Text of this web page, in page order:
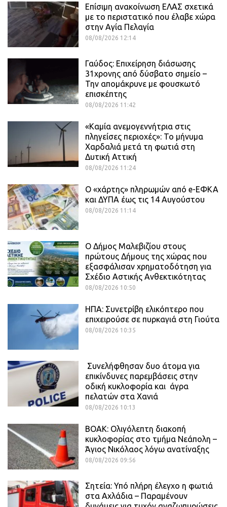
Επίσιμη ανακοίνωση ΕΛΑΣ σχετικά
με το περιστατικό που έλαβε χώρα
στην Αγία Πελαγία
08/08/2026 12:14
Γαύδος: Επιχείρηση διάσωσης
31χρονης από δύσβατο σημείο –
Την απομάκρυνε με φουσκωτό
επισκέπτης
08/08/2026 11:42
«Καμία ανεμογεννήτρια στις
πληγείσες περιοχές»: Το μήνυμα
Χαρδαλιά μετά τη φωτιά στη
Δυτική Αττική
08/08/2026 11:24
Ο «χάρτης» πληρωμών από e-ΕΦΚΑ
και ΔΥΠΑ έως τις 14 Αυγούστου
08/08/2026 11:14
Ο Δήμος Μαλεβιζίου στους
πρώτους Δήμους της χώρας που
εξασφάλισαν χρηματοδότηση για
Σχέδιο Αστικής Ανθεκτικότητας
08/08/2026 10:50
ΗΠΑ: Συνετρίβη ελικόπτερο που
επιχειρούσε σε πυρκαγιά στη Γιούτα
08/08/2026 10:35
Συνελήφθησαν δυο άτομα για
επικίνδυνες παρεμβάσεις στην
οδική κυκλοφορία και άγρα
πελατών στα Χανιά
08/08/2026 10:13
ΒΟΑΚ: Ολιγόλεπτη διακοπή
κυκλοφορίας στο τμήμα Νεάπολη –
Άγιος Νικόλαος λόγω ανατίναξης
08/08/2026 09:56
Σητεία: Υπό πλήρη έλεγχο η φωτιά
στα Αχλάδια – Παραμένουν